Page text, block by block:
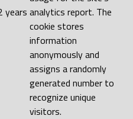
years analytics report. The
cookie stores
information
anonymously and
assigns a randomly
generated number to
recognize unique
visitors.